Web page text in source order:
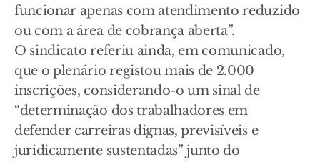
funcionar apenas com atendimento reduzido
ou com a área de cobrança aberta”.
O sindicato referiu ainda, em comunicado,
que o plenário registou mais de 2.000
inscrições, considerando-o um sinal de
“determinação dos trabalhadores em
defender carreiras dignas, previsíveis e
juridicamente sustentadas” junto do